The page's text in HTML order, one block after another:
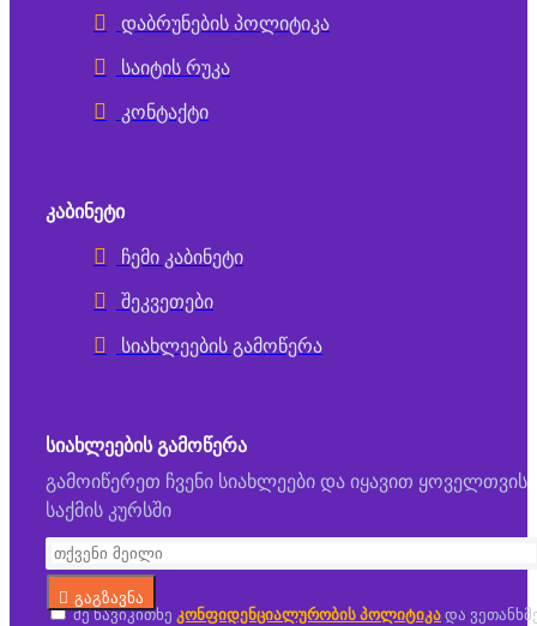
დაბრუნების პოლიტიკა
საიტის რუკა
კონტაქტი
ᲙᲐᲑᲘᲜᲔᲢᲘ
ჩემი კაბინეტი
შეკვეთები
სიახლეების გამოწერა
ᲡᲘᲐᲮᲚᲔᲔᲑᲘᲡ ᲒᲐᲛᲝᲬᲔᲠᲐ
გამოიწერეთ ჩვენი სიახლეები და იყავით ყოველთვის
საქმის კურსში
გაგზავნა
მე წავიკითხე კონფიდენციალურობის პოლიტიკა და